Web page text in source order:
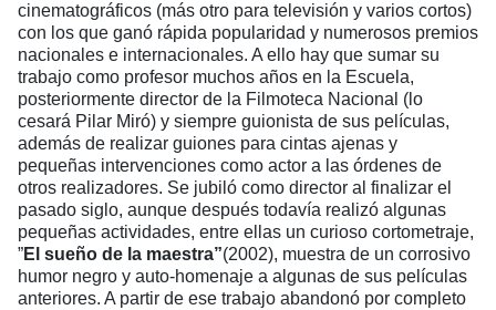
cinematográficos (más otro para televisión y varios cortos)
con los que ganó rápida popularidad y numerosos premios
nacionales e internacionales. A ello hay que sumar su
trabajo como profesor muchos años en la Escuela,
posteriormente director de la Filmoteca Nacional (lo
cesará Pilar Miró) y siempre guionista de sus películas,
además de realizar guiones para cintas ajenas y
pequeñas intervenciones como actor a las órdenes de
otros realizadores. Se jubiló como director al finalizar el
pasado siglo, aunque después todavía realizó algunas
pequeñas actividades, entre ellas un curioso cortometraje,
”El sueño de la maestra”(2002), muestra de un corrosivo
humor negro y auto-homenaje a algunas de sus películas
anteriores. A partir de ese trabajo abandonó por completo